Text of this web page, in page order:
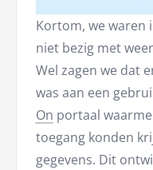
Kortom, we waren
niet bezig met
Wel zagen we dat
was aan een
On portaal
toegang konden
gegevens. Dit